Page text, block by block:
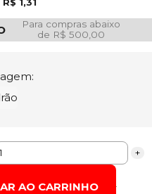
R$ 1,31
Para compras abaixo
de R$ 500,00
+
AO CARRINHO